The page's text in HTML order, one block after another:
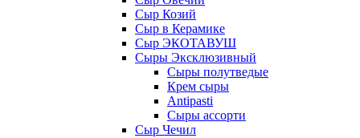
Сыр Козий
Сыр в Керамике
Сыр ЭКОТАВУШ
Сыры Эксклюзивный
Сыры полутведые
Крем сыры
Antipasti
Сыры ассорти
Сыр Чечил